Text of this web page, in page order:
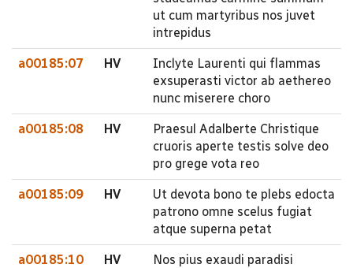
ut cum martyribus nos juvet
intrepidus
a00185:07 HV
Inclyte Laurenti qui flammas
exsuperasti victor ab aethereo
nunc miserere choro
a00185:08 HV
Praesul Adalberte Christique
cruoris aperte testis solve deo
pro grege vota reo
a00185:09 HV
Ut devota bono te plebs edocta
patrono omne scelus fugiat
atque superna petat
a00185:10 HV
Nos pius exaudi paradisi